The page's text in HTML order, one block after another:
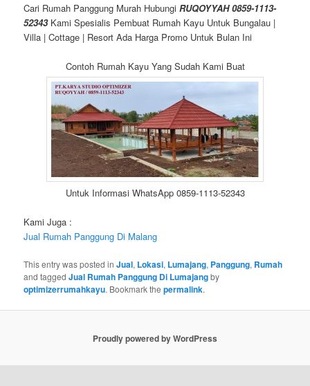
Cari Rumah Panggung Murah HubungiRUQOYYAH 0859-1113-
52343Kami Spesialis Pembuat Rumah Kayu Untuk Bungalau |
Villa | Cottage | Resort Ada Harga Promo Untuk Bulan Ini
Contoh Rumah Kayu Yang Sudah Kami Buat
Untuk Informasi WhatsApp 0859-1113-52343
Kami Juga :
Jual Rumah Panggung Di Malang
This entry was posted inJual, Lokasi, Lumajang, Panggung, Rumah
and taggedJual Rumah Panggung Di Lumajangby
optimizerrumahkayu. Bookmark thepermalink.
Proudly powered by WordPress